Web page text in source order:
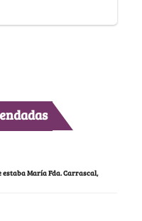
estaba María Fda. Carrascal,